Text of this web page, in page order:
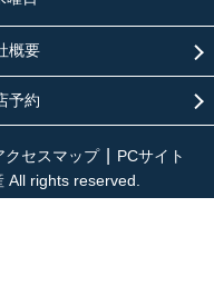
概要
予約
クセスマップ
PCサイト
All rights reserved.